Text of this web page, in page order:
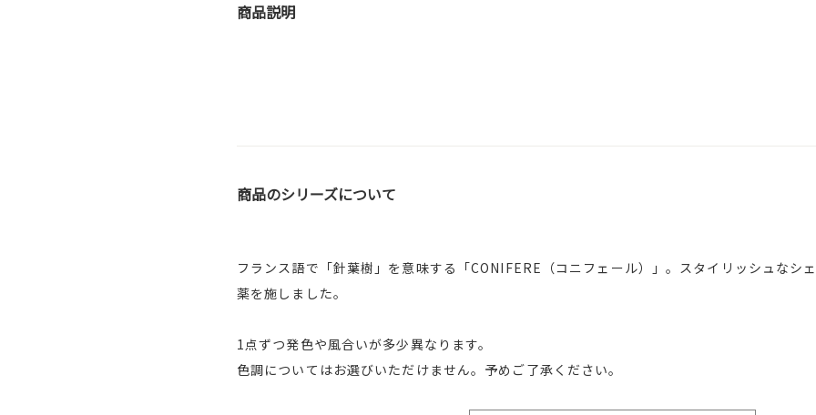
商品説明
商品のシリーズについて
フランス語で「針葉樹」を意味する「CONIFERE（コニフェール）」。スタイリッシュなシ
薬を施しました。
1点ずつ発色や風合いが多少異なります。
色調についてはお選びいただけません。予めご了承ください。